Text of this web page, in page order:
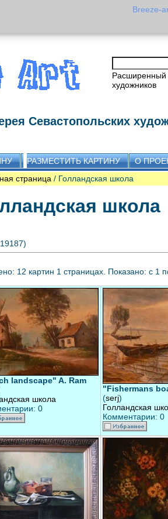
Breeze-
Расширенный
художников
Севастопольских
РАЗМЕСТИТЬ КАРТИНУ О
страница / Голландская школа
школа
12 картин 1 страницах. Показано: с 1
landscape" A. Ram
школа
0
"Fishermans
(serj)
Голландская
Комментарии: 0